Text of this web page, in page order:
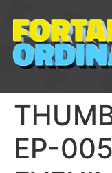
EP-